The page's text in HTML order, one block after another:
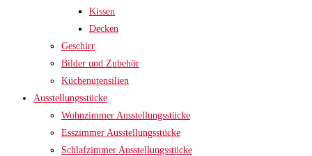
Kissen
Decken
Geschirr
Bilder und Zubehör
Küchenutensilien
Ausstellungsstücke
Wohnzimmer Ausstellungsstücke
Esszimmer Ausstellungsstücke
Schlafzimmer Ausstellungsstücke